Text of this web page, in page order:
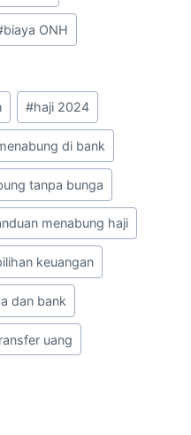
biaya ONH
#haji 2024
di bank
tanpa bunga
menabung haji
keuangan
dan bank
uang